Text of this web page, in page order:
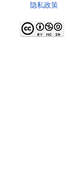
隐私政策